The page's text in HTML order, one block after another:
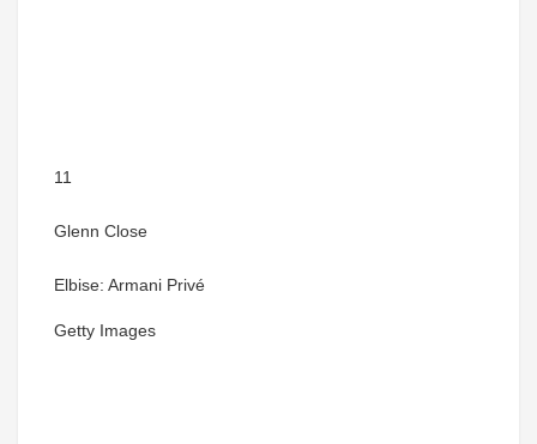
11
Glenn Close
Elbise: Armani Privé
Getty Images